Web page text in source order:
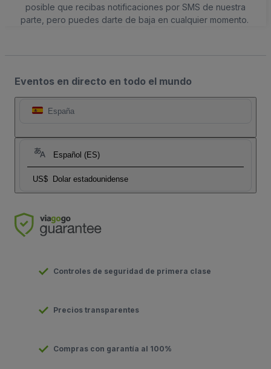
posible que recibas notificaciones por SMS de nuestra
parte, pero puedes darte de baja en cualquier momento.
Eventos en directo en todo el mundo
España
Español (ES)
US$ Dolar estadounidense
Controles de seguridad de primera clase
Precios transparentes
Compras con garantía al 100%